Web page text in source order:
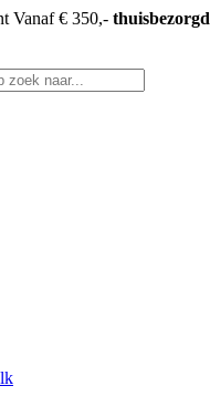
Vanaf € 350,- thuisbezorgd